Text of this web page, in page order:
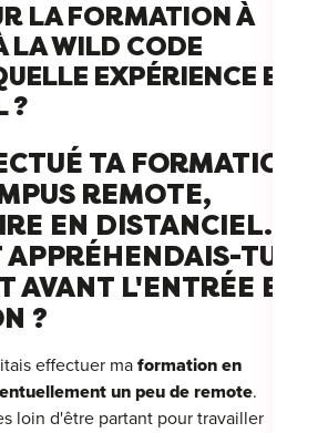
LA FORMATION À
LA WILD CODE
EXPÉRIENCE EN
?
TA FORMATION
REMOTE,
EN DISTANCIEL.
TU
AVANT L'ENTRÉE EN
?
effectuer ma formation en
un peu de remote.
loin d'être partant pour travailler